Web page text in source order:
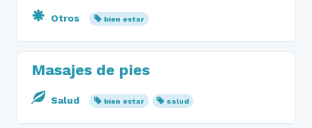
Otros bien estar
Masajes de pies
Salud bien estar salud